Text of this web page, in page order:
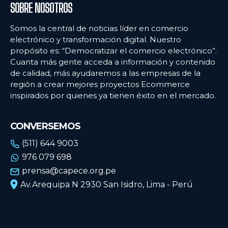
SOBRE NOSOTROS
Somos la central de noticias líder en comercio
electrónico y transformación digital. Nuestro
propósito es: “Democratizar el comercio electrónico”.
Cuanta más gente acceda a información y contenido
de calidad, más ayudaremos a las empresas de la
región a crear mejores proyectos Ecommerce
inspirados por quienes ya tienen éxito en el mercado.
CONVERSEMOS
(511) 644 9003
976 079 698
prensa@capece.org.pe
Av.Arequipa N 2930 San Isidro, Lima - Perú